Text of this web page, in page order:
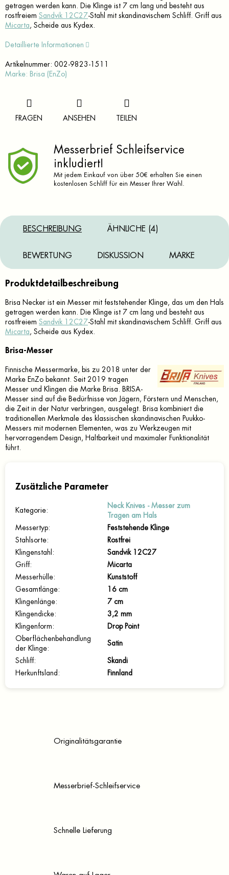
getragen werden kann. Die Klinge ist 7 cm lang und besteht aus
rostfreiem Sandvik 12C27-Stahl mit skandinavischem Schliff. Griff aus
Micarta , Scheide aus Kydex.
Detaillierte Informationen
Artikelnummer: 002-9823-1511
Marke: Brisa (EnZo)
FRAGEN ANSEHEN TEILEN
Messerbrief Schleifservice
inkludiert!
Mit jedem Einkauf von über 50€ erhalten Sie einen
kostenlosen Schliff für ein Messer Ihrer Wahl.
BESCHREIBUNG ÄHNLICHE (4)
BEWERTUNG DISKUSSION MARKE
Produktdetailbeschreibung
Brisa Necker ist ein Messer mit feststehender Klinge, das um den Hals
getragen werden kann. Die Klinge ist 7 cm lang und besteht aus
rostfreiem Sandvik 12C27-Stahl mit skandinavischem Schliff. Griff aus
Micarta , Scheide aus Kydex.
Brisa-Messer
Finnische Messermarke, bis zu 2018 unter der
Marke EnZo bekannt. Seit 2019 tragen
Messer und Klingen die Marke Brisa. BRISA-
Messer sind auf die Bedürfnisse von Jägern, Förstern und Menschen,
die Zeit in der Natur verbringen, ausgelegt. Brisa kombiniert die
traditionellen Merkmale des klassischen skandinavischen Puukko-
Messers mit modernen Elementen, was zu Werkzeugen mit
hervorragendem Design, Haltbarkeit und maximaler Funktionalität
führt.
Zusätzliche Parameter
Kategorie:
Neck Knives - Messer zum
Tragen am Hals
Messertyp:
Feststehende Klinge
Stahlsorte:
Rostfrei
Klingenstahl :
Sandvik 12C27
Griff:
Micarta
Messerhülle:
Kunststoff
Gesamtlänge:
16 cm
Klingenlänge:
7 cm
Klingendicke:
3,2 mm
Klingenform :
Drop Point
Oberflächenbehandlung
der Klinge:
Satin
Schliff:
Skandi
Herkunftsland : Finnland
Originalitätsgarantie
Messerbrief-Schleifservice
Schnelle Lieferung